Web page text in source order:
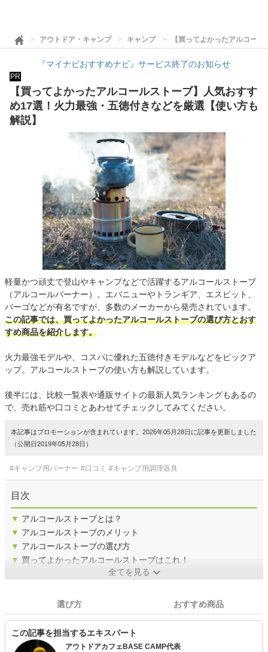
アウトドア・キャンプ キャンプ 【買ってよかったアルコー
『マイナビおすすめナビ』サービス終了のお知らせ
PR
【買ってよかったアルコールストーブ】人気おすす
め17選！火力最強・五徳付きなどを厳選【使い方も
解説】
軽量かつ頑丈で登山やキャンプなどで活躍するアルコールストーブ
（アルコールバーナー）。エバニューやトランギア、エスビット、
バーゴなどが有名ですが、多数のメーカーから発売されています。
この記事では、買ってよかったアルコールストーブの選び方とおす
すめ商品を紹介します。
火力最強モデルや、コスパに優れた五徳付きモデルなどをピックア
ップ。アルコールストーブの使い方も解説しています。
後半には、比較一覧表や通販サイトの最新人気ランキングもあるの
で、売れ筋や口コミとあわせてチェックしてみてください。
本記事はプロモーションが含まれています。2026年05月28日に記事を更新しました
（公開日2019年05月28日）
#キャンプ用バーナー #口コミ #キャンプ用調理器具
目次
▼ アルコールストーブとは？
▼ アルコールストーブのメリット
▼ アルコールストーブの選び方
▼ 買ってよかったアルコールストーブはこれ！
全てを見る
選び方 おすすめ商品
この記事を担当するエキスパート
アウトドアカフェBASE CAMP代表